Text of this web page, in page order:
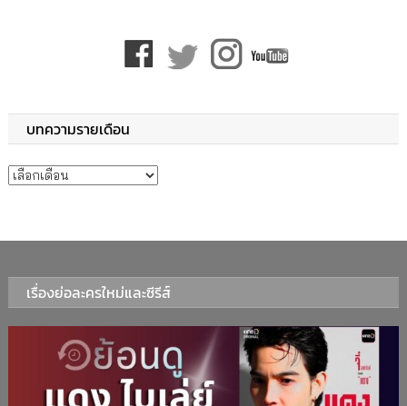
บทความรายเดือน
บทความรายเดือน
เรื่องย่อละครใหม่และซีรีส์